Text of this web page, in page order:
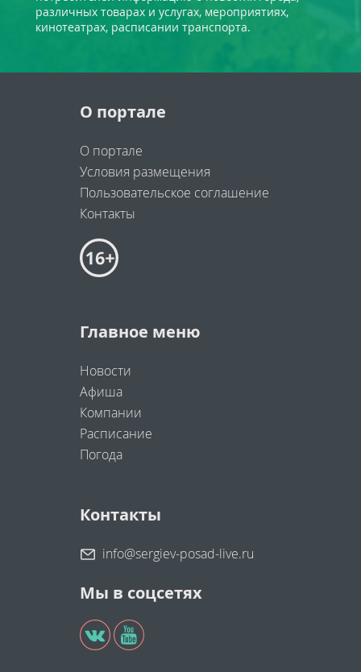
различных товарах и услугах, мероприятиях,
кинотеатрах, расписании транспорта.
О портале
О портале
Условия размещения
Пользовательское соглашение
Контакты
Главное меню
Новости
Афиша
Компании
Расписание
Погода
Контакты
info@sergiev-posad-live.ru
Мы в соцсетях